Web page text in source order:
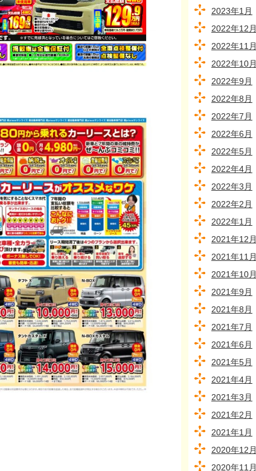
2023年1月
2022年12月
2022年11月
2022年10月
2022年9月
2022年8月
2022年7月
2022年6月
2022年5月
2022年4月
2022年3月
2022年2月
2022年1月
2021年12月
2021年11月
2021年10月
2021年9月
2021年8月
2021年7月
2021年6月
2021年5月
2021年4月
2021年3月
2021年2月
2021年1月
2020年12月
2020年11月